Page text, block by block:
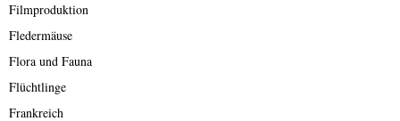
Filmproduktion
Fledermäuse
Flora und Fauna
Flüchtlinge
Frankreich